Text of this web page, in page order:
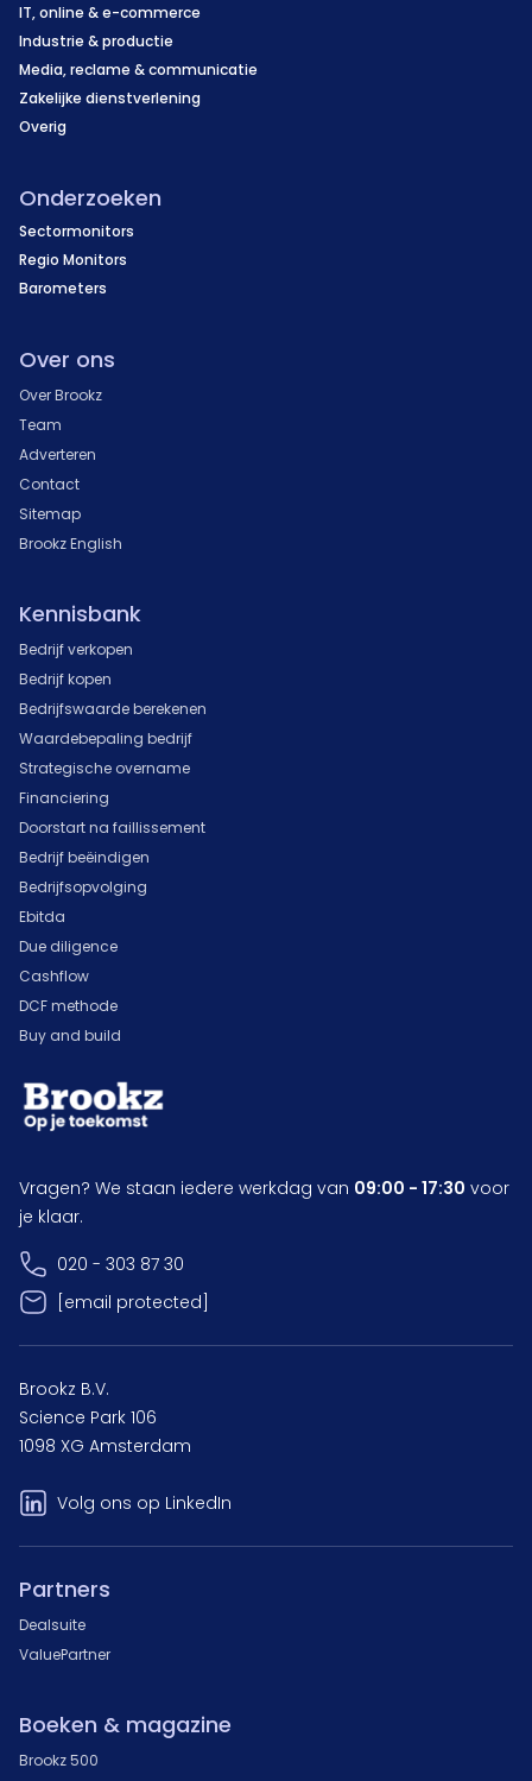
IT, online & e-commerce
Industrie & productie
Media, reclame & communicatie
Zakelijke dienstverlening
Overig
Onderzoeken
Sectormonitors
Regio Monitors
Barometers
Over ons
Over Brookz
Team
Adverteren
Contact
Sitemap
Brookz English
Kennisbank
Bedrijf verkopen
Bedrijf kopen
Bedrijfswaarde berekenen
Waardebepaling bedrijf
Strategische overname
Financiering
Doorstart na faillissement
Bedrijf beëindigen
Bedrijfsopvolging
Ebitda
Due diligence
Cashflow
DCF methode
Buy and build
Vragen? We staan iedere werkdag van 09:00 - 17:30 voor
je klaar.
020 - 303 87 30
[email protected]
Brookz B.V.
Science Park 106
1098 XG Amsterdam
Volg ons op LinkedIn
Partners
Dealsuite
ValuePartner
Boeken & magazine
Brookz 500